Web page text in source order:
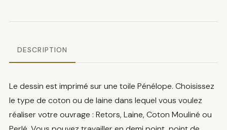
DESCRIPTION
Le dessin est imprimé sur une toile Pénélope. Choisissez
le type de coton ou de laine dans lequel vous voulez
réaliser votre ouvrage : Retors, Laine, Coton Mouliné ou